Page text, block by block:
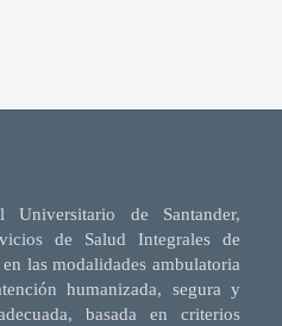
Universitario de Santander,
de Salud Integrales de
las modalidades ambulatoria
humanizada, segura y
basada en criterios